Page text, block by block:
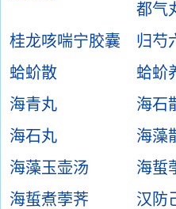
都气
桂龙咳喘宁胶囊
归芍
蛤蚧散
蛤蚧
海青丸
海石
海石丸
海藻
海藻玉壶汤
海蜇
海蜇煮荸荠
汉防